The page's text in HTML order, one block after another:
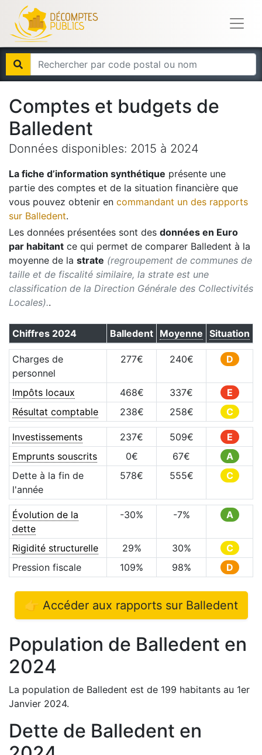
Comptes et budgets de
Balledent
Données disponibles: 2015 à 2024
La fiche d’information synthétique présente une
partie des comptes et de la situation financière que
vous pouvez obtenir en commandant un des rapports
sur Balledent.
Les données présentées sont des données en Euro
par habitant ce qui permet de comparer Balledent à la
moyenne de la strate (regroupement de communes de
taille et de fiscalité similaire, la strate est une
classification de la Direction Générale des Collectivités
Locales)..
Chiffres 2024 Balledent Moyenne Situation
Charges de
personnel
277€ 240€ D
Impôts locaux 468€ 337€
E
Résultat comptable
238€ 258€ C
Investissements 237€ 509€
E
Emprunts souscrits
0€ 67€
A
Dette à la fin de
l'année
578€ 555€ C
Évolution de la
dette
-30% -7% A
Rigidité structurelle 29% 30%
C
Pression fiscale
109% 98% D
👉 Accéder aux rapports sur Balledent
Population de Balledent en
2024
La population de Balledent est de 199 habitants au 1er
Janvier 2024.
Dette de Balledent en